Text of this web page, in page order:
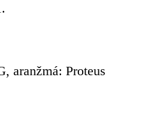
aranžmá: Proteus